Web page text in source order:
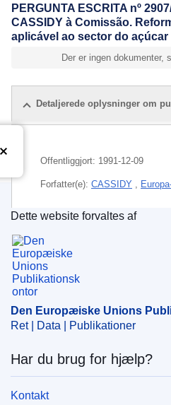
PERGUNTA ESCRITA nº
CASSIDY à Comissão.
aplicável ao sector do açúcar
Der er ingen dokumenter,
Detaljerede oplysninger om
Offentliggjort: 1991-12-09
Forfatter(e): CASSIDY ,
Emne:EU-produktion,fælles
produktionsomkostninger
sukker
Den Europæiske Unions
Dette website forvaltes af
Den Europæiske Unions
Ret | Data | Publikationer
Har du brug for hjælp?
Kontakt